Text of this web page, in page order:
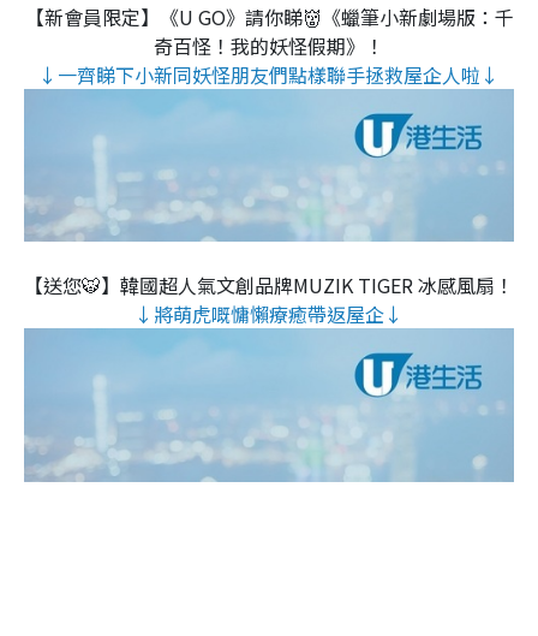
【新會員限定】《U GO》請你睇👹《蠟筆小新劇場版：千
奇百怪！我的妖怪假期》！
↓一齊睇下小新同妖怪朋友們點樣聯手拯救屋企人啦↓
【送您🐯】韓國超人氣文創品牌MUZIK TIGER 冰感風扇！
↓將萌虎嘅慵懶療癒帶返屋企↓